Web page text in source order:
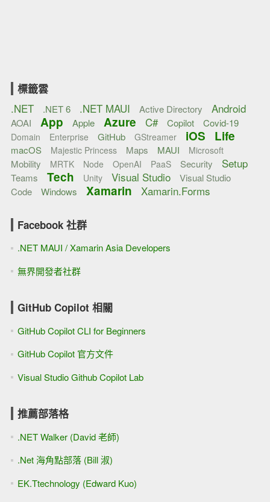
標籤雲
.NET .NET 6 .NET MAUI Active Directory Android
AOAI App Apple Azure C# Copilot Covid-19
Domain Enterprise GitHub GStreamer iOS Life
macOS Majestic Princess Maps MAUI Microsoft
Mobility MRTK Node OpenAI PaaS Security Setup
Teams Tech Unity Visual Studio
Visual Studio
Code
Windows Xamarin Xamarin.Forms
Facebook 社群
.NET MAUI / Xamarin Asia Developers
無界開發者社群
GitHub Copilot 相關
GitHub Copilot CLI for Beginners
GitHub Copilot 官方文件
Visual Studio Github Copilot Lab
推薦部落格
.NET Walker (David 老師)
.Net 海角點部落 (Bill 淑)
EK.Ttechnology (Edward Kuo)